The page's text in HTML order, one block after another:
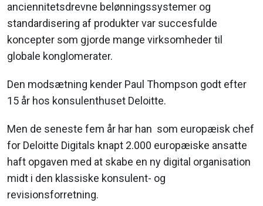
anciennitetsdrevne belønningssystemer og
standardisering af produkter var succesfulde
koncepter som gjorde mange virksomheder til
globale konglomerater.
Den modsætning kender Paul Thompson godt efter
15 år hos konsulenthuset Deloitte.
Men de seneste fem år har han som europæisk chef
for Deloitte Digitals knapt 2.000 europæiske ansatte
haft opgaven med at skabe en ny digital organisation
midt i den klassiske konsulent- og
revisionsforretning.